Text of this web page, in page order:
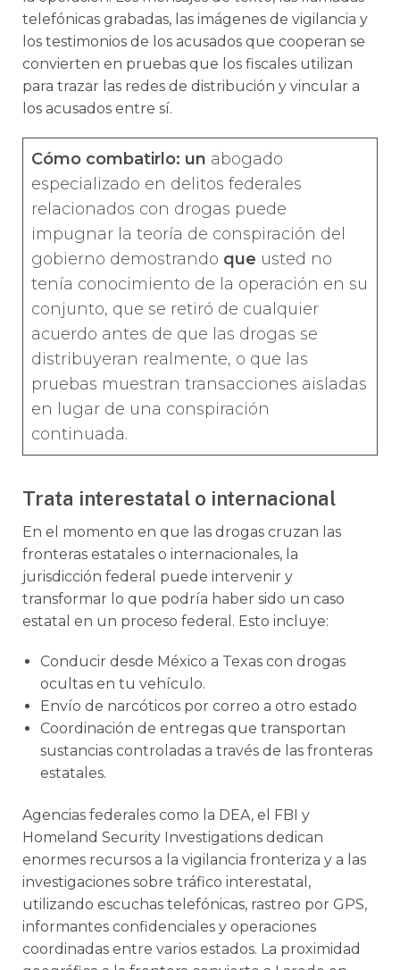
telefónicas grabadas, las imágenes de vigilancia y
los testimonios de los acusados que cooperan se
convierten en pruebas que los fiscales utilizan
para trazar las redes de distribución y vincular a
los acusados entre sí.
Cómo combatirlo: un abogado
especializado en delitos federales
relacionados con drogas puede
impugnar la teoría de conspiración del
gobierno demostrando que usted no
tenía conocimiento de la operación en su
conjunto, que se retiró de cualquier
acuerdo antes de que las drogas se
distribuyeran realmente, o que las
pruebas muestran transacciones aisladas
en lugar de una conspiración
continuada.
Trata interestatal o internacional
En el momento en que las drogas cruzan las
fronteras estatales o internacionales, la
jurisdicción federal puede intervenir y
transformar lo que podría haber sido un caso
estatal en un proceso federal. Esto incluye:
Conducir desde México a Texas con drogas
ocultas en tu vehículo.
Envío de narcóticos por correo a otro estado
Coordinación de entregas que transportan
sustancias controladas a través de las fronteras
estatales.
Agencias federales como la DEA, el FBI y
Homeland Security Investigations dedican
enormes recursos a la vigilancia fronteriza y a las
investigaciones sobre tráfico interestatal,
utilizando escuchas telefónicas, rastreo por GPS,
informantes confidenciales y operaciones
coordinadas entre varios estados. La proximidad